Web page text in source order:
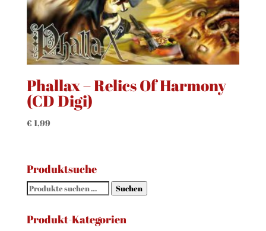
Phallax – Relics Of Harmony
(CD Digi)
€ 1,99
Produktsuche
Suchen
Suchen
Produkt-Kategorien